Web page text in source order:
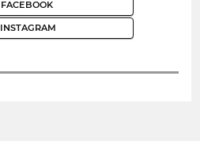
FACEBOOK
INSTAGRAM